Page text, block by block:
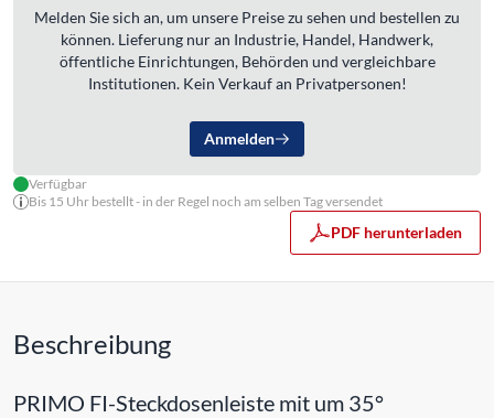
Melden Sie sich an, um unsere Preise zu sehen und bestellen zu
können. Lieferung nur an Industrie, Handel, Handwerk,
öffentliche Einrichtungen, Behörden und vergleichbare
Institutionen. Kein Verkauf an Privatpersonen!
Anmelden
Verfügbar
Bis 15 Uhr bestellt - in der Regel noch am selben Tag versendet
PDF herunterladen
Beschreibung
PRIMO FI-Steckdosenleiste mit um 35°